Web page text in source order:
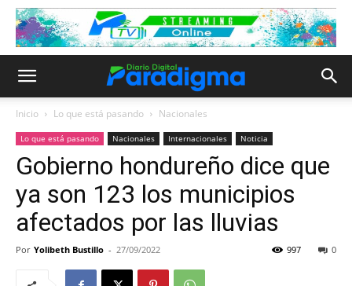
Inicio Lo que está pasando Nacionales
Lo que está pasando Nacionales Internacionales Noticia
Gobierno hondureño dice que
ya son 123 los municipios
afectados por las lluvias
Por Yolibeth Bustillo - 27/09/2022 0
997